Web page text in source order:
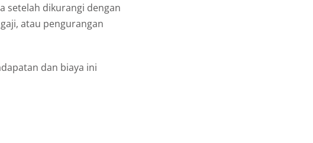
setelah dikurangi dengan
atau pengurangan
dan biaya ini